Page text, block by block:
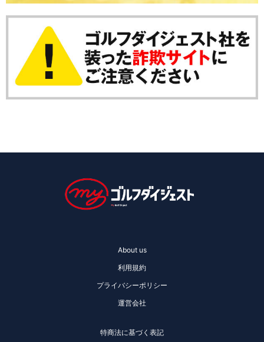
About us
利用規約
プライバシーポリシー
運営会社
特商法に基づく表記